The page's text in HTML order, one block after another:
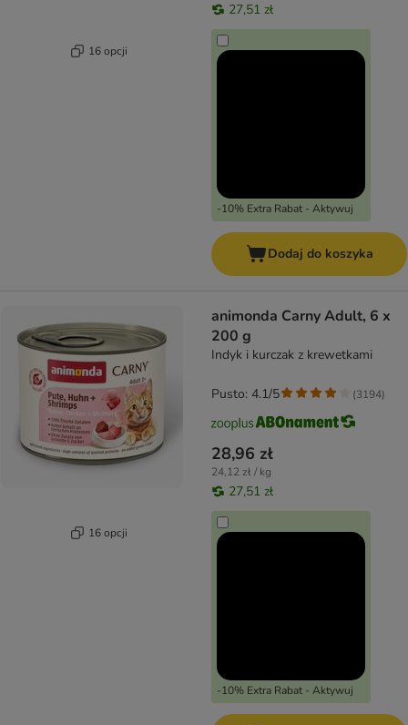
16 opcji
27,51 zł
-10% Extra Rabat - Aktywuj
Dodaj do koszyka
16 opcji
animonda Carny Adult, 6 x
200 g
Indyk i kurczak z krewetkami
28,96 zł
24,12 zł / kg
27,51 zł
-10% Extra Rabat - Aktywuj
Pusto: 4.1/5 (3194)